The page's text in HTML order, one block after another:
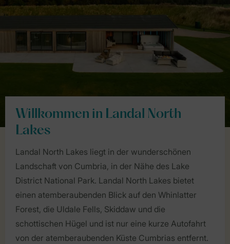
Willkommen in Landal North
Lakes
Landal North Lakes liegt in der wunderschönen
Landschaft von Cumbria, in der Nähe des Lake
District National Park. Landal North Lakes bietet
einen atemberaubenden Blick auf den Whinlatter
Forest, die Uldale Fells, Skiddaw und die
schottischen Hügel und ist nur eine kurze Autofahrt
von der atemberaubenden Küste Cumbrias entfernt.